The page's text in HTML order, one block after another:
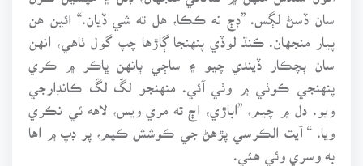
سان ڏسڻ لڳس. ”ڊڄ نه ڪڪا، هل ته شي ڏيان.“ ائين هن
پيار منجهان. ڪنڌ لوڏي پنهنجا ڳاڙها چپ گول ٺاهي، انهن
سان ٻچڪار ڏيندي چيو ۽ ساڄي ٻانهن ڀاڪر ۾ ڪري
پنهنجي ڪوٺي ۾ وٺي آئي. منهنجو لڱ لڱ ڪانڊارجي
ويو. دل ۾ چيم، ”اباڙي، اڄ ته مري ويس، لاهه ئي نڪري
ويا. “ آيت الڪرسي پڙهڻ جي ڪوشش ڪيم، پر ڊپ ۾ اها